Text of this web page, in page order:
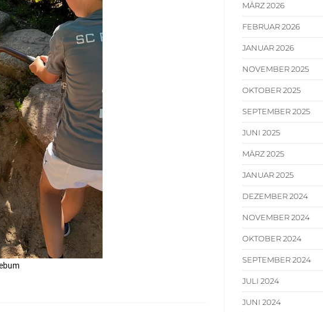
MÄRZ 2026
FEBRUAR 2026
JANUAR 2026
NOVEMBER 2025
OKTOBER 2025
SEPTEMBER 2025
JUNI 2025
MÄRZ 2025
JANUAR 2025
DEZEMBER 2024
NOVEMBER 2024
OKTOBER 2024
SEPTEMBER 2024
JULI 2024
JUNI 2024